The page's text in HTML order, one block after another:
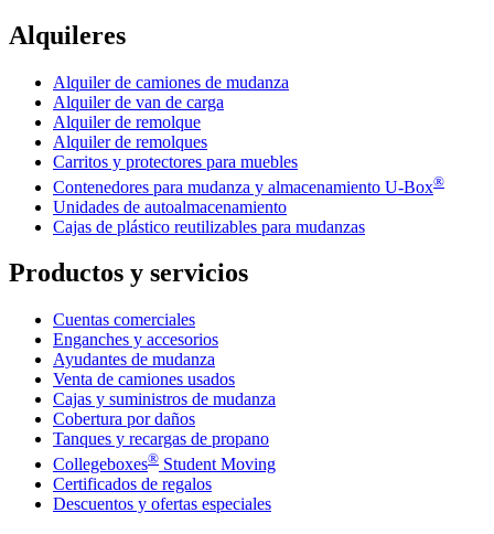
Alquileres
Alquiler de camiones de mudanza
Alquiler de van de carga
Alquiler de remolque
Alquiler de remolques
Carritos y protectores para muebles
Contenedores para mudanza y almacenamiento U-Box®
Unidades de autoalmacenamiento
Cajas de plástico reutilizables para mudanzas
Productos y servicios
Cuentas comerciales
Enganches y accesorios
Ayudantes de mudanza
Venta de camiones usados
Cajas y suministros de mudanza
Cobertura por daños
Tanques y recargas de propano
Collegeboxes® Student Moving
Certificados de regalos
Descuentos y ofertas especiales